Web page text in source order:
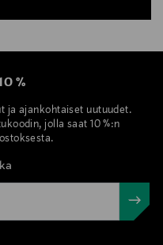
%
ja ajankohtaiset uutuudet.
jolla saat 10 %:n